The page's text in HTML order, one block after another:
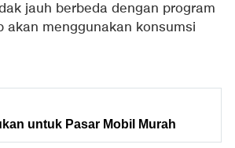
jauh berbeda dengan program
akan menggunakan konsumsi
untuk Pasar Mobil Murah